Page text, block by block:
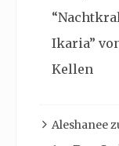
Ikaria”
Kellen
Aleshanee